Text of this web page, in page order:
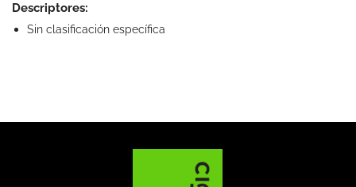
Descriptores:
Sin clasificación específica